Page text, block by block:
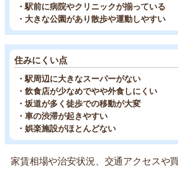
・駅前に病院やクリニックが揃っている
・大きな公園があり散歩や運動しやすい
住みにくい点
・駅周辺に大きなスーパーがない
・飲食店が少なめでやや外食しにくい
・坂道が多く徒歩での移動が大変
・車の渋滞が起きやすい
・娯楽施設がほとんどない
家賃相場や治安状況、交通アクセスや